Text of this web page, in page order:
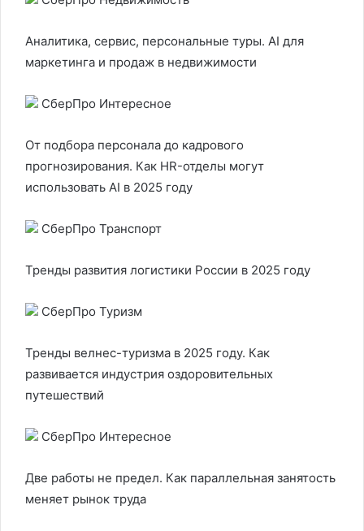
Аналитика, сервис, персональные туры. AI для
маркетинга и продаж в недвижимости
СберПро Интересное
От подбора персонала до кадрового
прогнозирования. Как HR-отделы могут
использовать AI в 2025 году
СберПро Транспорт
Тренды развития логистики России в 2025 году
СберПро Туризм
Тренды велнес-туризма в 2025 году. Как
развивается индустрия оздоровительных
путешествий
СберПро Интересное
Две работы не предел. Как параллельная занятость
меняет рынок труда